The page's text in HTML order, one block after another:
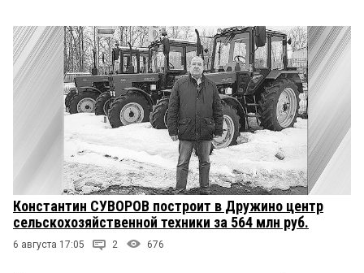
Константин СУВОРОВ построит в Дружино центр
сельскохозяйственной техники за 564 млн руб.
6 августа 17:05 2 676